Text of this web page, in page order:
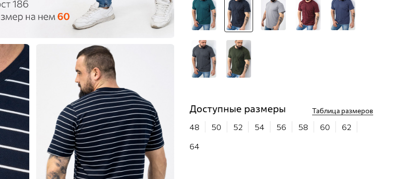
Доступные размеры Таблица размеров
48 50 52 54 56 58 60 62
64